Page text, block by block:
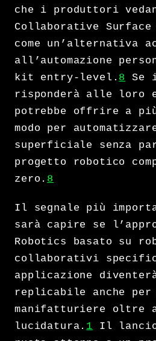
che i produttori
Collaborative
come un’alternativa
all’automazione
kit entry-level. 8
Se
risponderà alle loro
potrebbe offrire a più
modo per
superficiale senza
progetto robotico
zero. 8
Il segnale più
sarà capire se
Robotics basato su
collaborativi
applicazione
replicabile anche
manifatturiere oltre
lucidatura. 1 Il lancio